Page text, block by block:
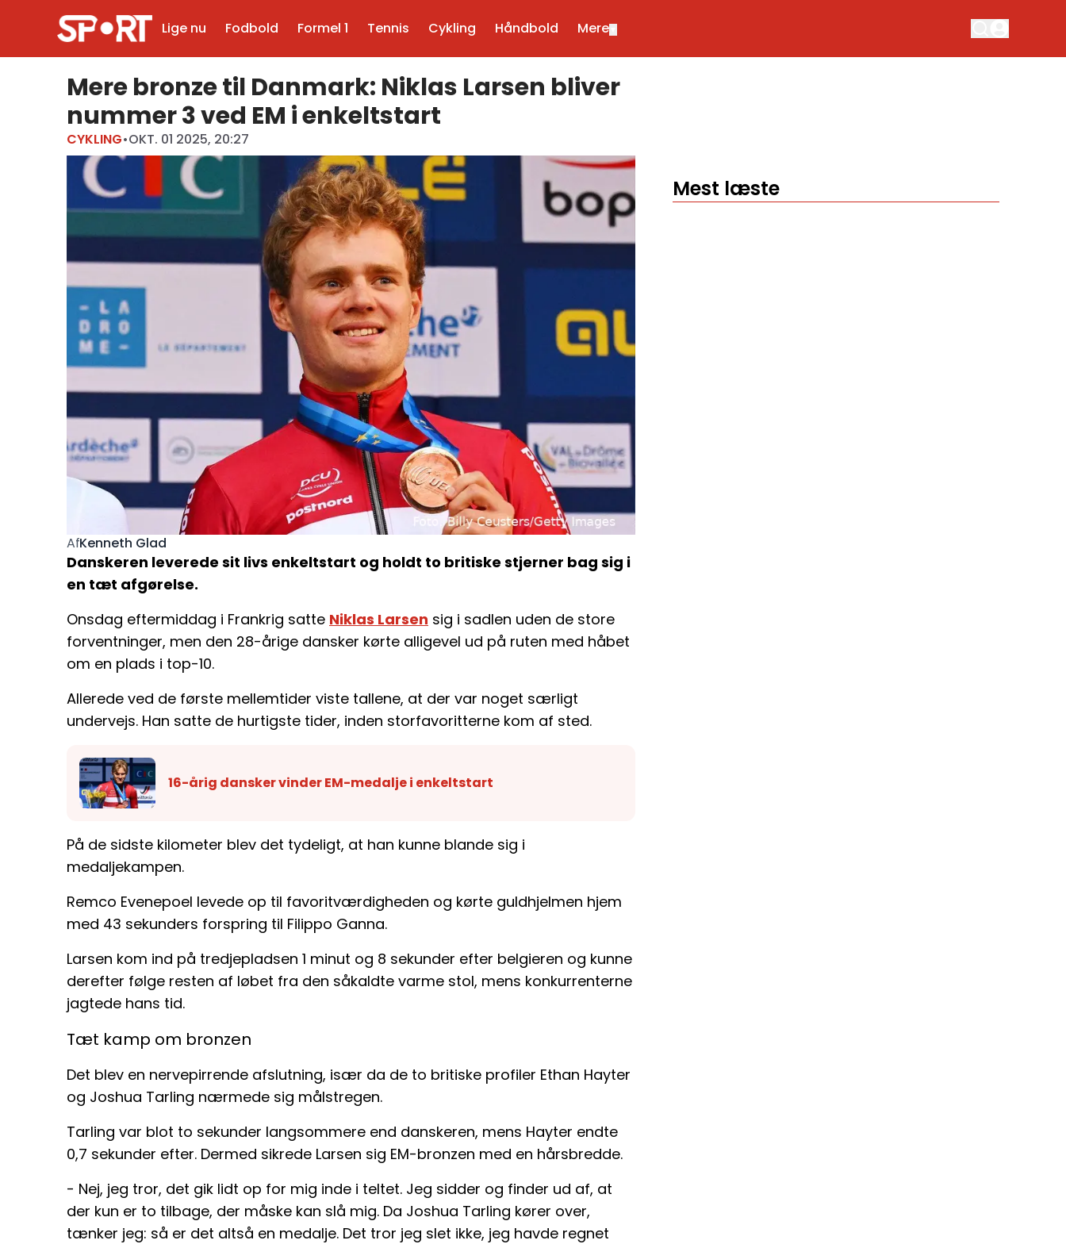
Lige nu Fodbold Formel 1 Tennis Cykling Håndbold Mere
Mere bronze til Danmark: Niklas Larsen bliver
nummer 3 ved EM i enkeltstart
CYKLING•OKT. 01 2025, 20:27
AfKenneth Glad
Danskeren leverede sit livs enkeltstart og holdt to britiske stjerner bag sig i
en tæt afgørelse.
Onsdag eftermiddag i Frankrig satte Niklas Larsen sig i sadlen uden de store
forventninger, men den 28-årige dansker kørte alligevel ud på ruten med håbet
om en plads i top-10.
Allerede ved de første mellemtider viste tallene, at der var noget særligt
undervejs. Han satte de hurtigste tider, inden storfavoritterne kom af sted.
16-årig dansker vinder EM-medalje i enkeltstart
På de sidste kilometer blev det tydeligt, at han kunne blande sig i
medaljekampen.
Remco Evenepoel levede op til favoritværdigheden og kørte guldhjelmen hjem
med 43 sekunders forspring til Filippo Ganna.
Larsen kom ind på tredjepladsen 1 minut og 8 sekunder efter belgieren og kunne
derefter følge resten af løbet fra den såkaldte varme stol, mens konkurrenterne
jagtede hans tid.
Tæt kamp om bronzen
Det blev en nervepirrende afslutning, især da de to britiske profiler Ethan Hayter
og Joshua Tarling nærmede sig målstregen.
Tarling var blot to sekunder langsommere end danskeren, mens Hayter endte
0,7 sekunder efter. Dermed sikrede Larsen sig EM-bronzen med en hårsbredde.
- Nej, jeg tror, det gik lidt op for mig inde i teltet. Jeg sidder og finder ud af, at
der kun er to tilbage, der måske kan slå mig. Da Joshua Tarling kører over,
tænker jeg: så er det altså en medalje. Det tror jeg slet ikke, jeg havde regnet
Mest læste